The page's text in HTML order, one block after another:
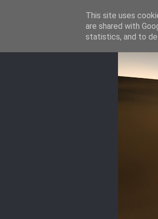
This site uses
are shared with
statistics, and to